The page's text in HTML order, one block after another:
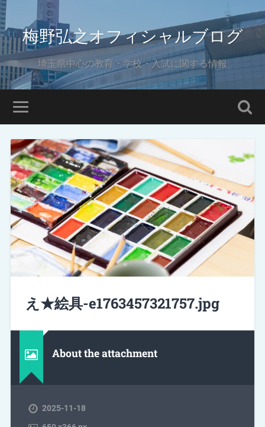
梅野弘之オフィシャルブログ
埼玉県中心の教育・学校・入試に関する情報
え★絵具-e1763457321757.jpg
About the attachment
2025-11-18